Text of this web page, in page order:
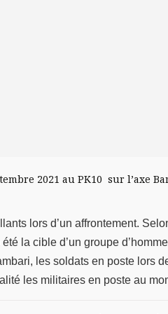
2021 au PK10 sur l’axe
lors d’un affrontement.
la cible d’un groupe
les soldats en poste lors
les militaires en poste au